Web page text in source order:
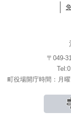
〒049-
町役場開庁時間：月